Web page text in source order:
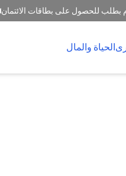
بطلب للحصول على بطاقات الائتمان
الحياة والمال